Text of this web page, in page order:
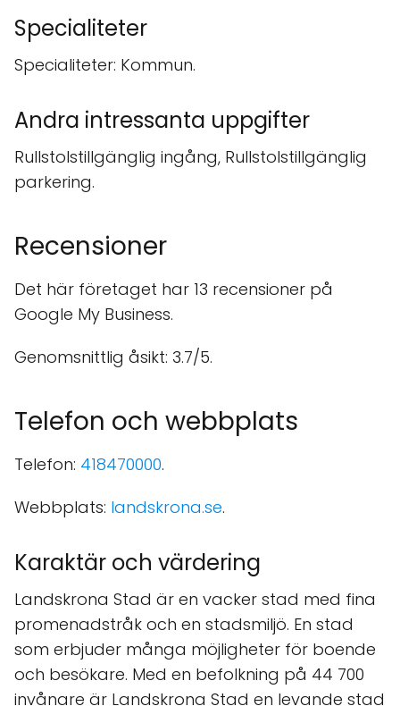
Specialiteter
Specialiteter: Kommun.
Andra intressanta uppgifter
Rullstolstillgänglig ingång, Rullstolstillgänglig
parkering.
Recensioner
Det här företaget har 13 recensioner på
Google My Business.
Genomsnittlig åsikt: 3.7/5.
Telefon och webbplats
Telefon: 418470000.
Webbplats: landskrona.se.
Karaktär och värdering
Landskrona Stad är en vacker stad med fina
promenadstråk och en stadsmiljö. En stad
som erbjuder många möjligheter för boende
och besökare. Med en befolkning på 44 700
invånare är Landskrona Stad en levande stad